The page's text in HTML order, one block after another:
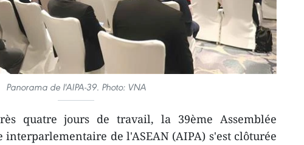
Panorama de l'AIPA-39. Photo: VNA
quatre jours de travail, la 39ème Assemblée
interparlementaire de l'ASEAN (AIPA) s'est clôturée